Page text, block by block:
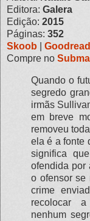
Editora: Galera
Edição: 2015
Páginas: 352
Skoob
Compre no
Quando o
segredo
irmãs
em breve
removeu
ela é a fonte
significa
ofendida por
o ofensor se
crime
recolocar
nenhum